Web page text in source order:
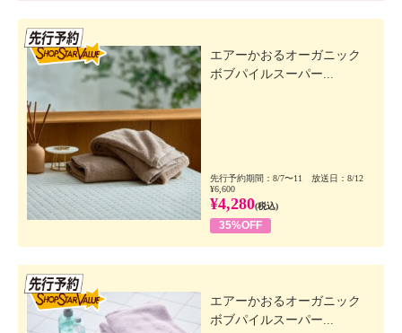
エアーかおるオーガニック
ボブパイルスーパー...
先行予約期間：8/7〜11 放送日：8/12
¥6,600
¥4,280(税込)
35%OFF
エアーかおるオーガニック
ボブパイルスーパー...